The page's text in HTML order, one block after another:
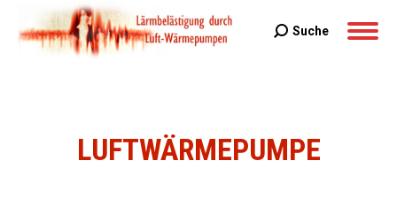
Search:
Suche
LUFTWÄRMEPUMPE
Sie befinden sich hier: